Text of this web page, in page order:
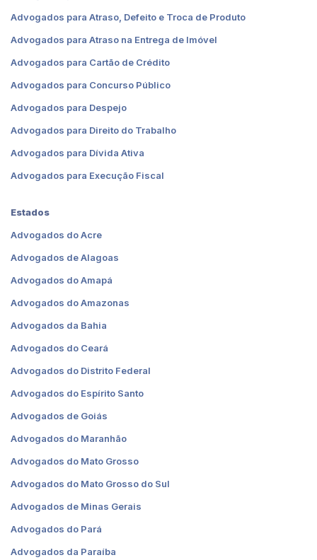
Advogados para Atraso, Defeito e Troca de Produto
Advogados para Atraso na Entrega de Imóvel
Advogados para Cartão de Crédito
Advogados para Concurso Público
Advogados para Despejo
Advogados para Direito do Trabalho
Advogados para Dívida Ativa
Advogados para Execução Fiscal
Estados
Advogados do Acre
Advogados de Alagoas
Advogados do Amapá
Advogados do Amazonas
Advogados da Bahia
Advogados do Ceará
Advogados do Distrito Federal
Advogados do Espírito Santo
Advogados de Goiás
Advogados do Maranhão
Advogados do Mato Grosso
Advogados do Mato Grosso do Sul
Advogados de Minas Gerais
Advogados do Pará
Advogados da Paraíba